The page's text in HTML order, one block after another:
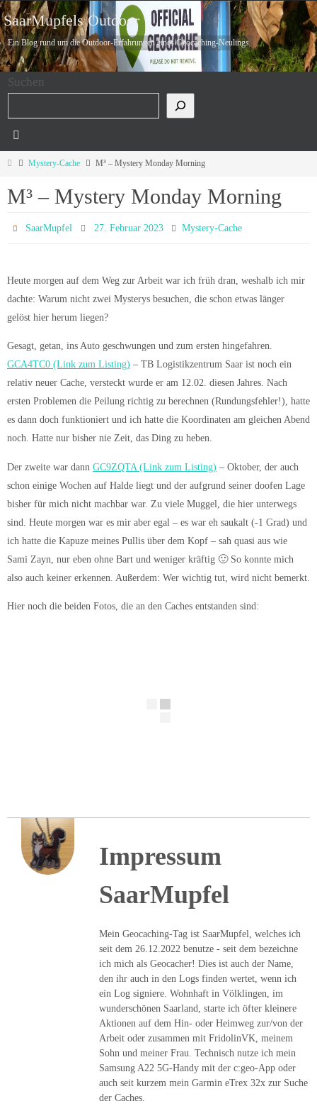
Zum
Inhalt
springen
SaarMupfels Outdoor
Ein Blog rund um die Outdoor-Erfahrungen eines Geocaching-Neulings
Suchen
StartMystery-Cache M³ – Mystery Monday Morning
M³ – Mystery Monday Morning
SaarMupfel 27. Februar 2023 Mystery-Cache
Heute morgen auf dem Weg zur Arbeit war ich früh dran, weshalb ich mir
dachte: Warum nicht zwei Mysterys besuchen, die schon etwas länger
gelöst hier herum liegen?
Gesagt, getan, ins Auto geschwungen und zum ersten hingefahren.
GCA4TC0 (Link zum Listing) – TB Logistikzentrum Saar ist noch ein
relativ neuer Cache, versteckt wurde er am 12.02. diesen Jahres. Nach
ersten Problemen die Peilung richtig zu berechnen (Rundungsfehler!), hatte
es dann doch funktioniert und ich hatte die Koordinaten am gleichen Abend
noch. Hatte nur bisher nie Zeit, das Ding zu heben.
Der zweite war dann GC9ZQTA (Link zum Listing) – Oktober, der auch
schon einige Wochen auf Halde liegt und der aufgrund seiner doofen Lage
bisher für mich nicht machbar war. Zu viele Muggel, die hier unterwegs
sind. Heute morgen war es mir aber egal – es war eh saukalt (-1 Grad) und
ich hatte die Kapuze meines Pullis über dem Kopf – sah quasi aus wie
Sami Zayn, nur eben ohne Bart und weniger kräftig 🙂 So konnte mich
also auch keiner erkennen. Außerdem: Wer wichtig tut, wird nicht bemerkt.
Hier noch die beiden Fotos, die an den Caches entstanden sind:
Impressum
SaarMupfel
Mein Geocaching-Tag ist SaarMupfel, welches ich
seit dem 26.12.2022 benutze - seit dem bezeichne
ich mich als Geocacher! Dies ist auch der Name,
den ihr auch in den Logs finden wertet, wenn ich
ein Log signiere. Wohnhaft in Völklingen, im
wunderschönen Saarland, starte ich öfter kleinere
Aktionen auf dem Hin- oder Heimweg zur/von der
Arbeit oder zusammen mit FridolinVK, meinem
Sohn und meiner Frau. Technisch nutze ich mein
Samsung A22 5G-Handy mit der c:geo-App oder
auch seit kurzem mein Garmin eTrex 32x zur Suche
der Caches.